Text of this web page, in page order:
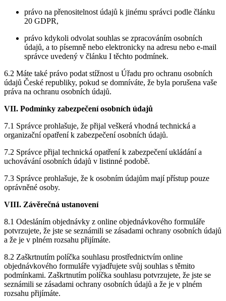
právo na přenositelnost údajů k jinému správci podle článku
20 GDPR,
právo kdykoli odvolat souhlas se zpracováním osobních
údajů, a to písemně nebo elektronicky na adresu nebo e-mail
správce uvedený v článku I těchto podmínek.
6.2 Máte také právo podat stížnost u Úřadu pro ochranu osobních
údajů České republiky, pokud se domníváte, že byla porušena vaše
práva na ochranu osobních údajů.
VII. Podmínky zabezpečení osobních údajů
7.1 Správce prohlašuje, že přijal veškerá vhodná technická a
organizační opatření k zabezpečení osobních údajů.
7.2 Správce přijal technická opatření k zabezpečení ukládání a
uchovávání osobních údajů v listinné podobě.
7.3 Správce prohlašuje, že k osobním údajům mají přístup pouze
oprávněné osoby.
VIII. Závěrečná ustanovení
8.1 Odesláním objednávky z online objednávkového formuláře
potvrzujete, že jste se seznámili se zásadami ochrany osobních údajů
a že je v plném rozsahu přijímáte.
8.2 Zaškrtnutím políčka souhlasu prostřednictvím online
objednávkového formuláře vyjadřujete svůj souhlas s těmito
podmínkami. Zaškrtnutím políčka souhlasu potvrzujete, že jste se
seznámili se zásadami ochrany osobních údajů a že je v plném
rozsahu přijímáte.